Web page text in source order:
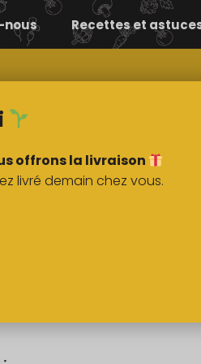
ça
?
Nos
nous Recettes et
DESCRIPTION
offrons la livraison
livré demain chez vous.